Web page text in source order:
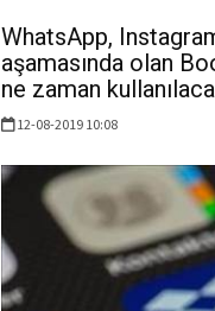
WhatsApp,
aşamasında olan
ne zaman
12-08-2019 10:08